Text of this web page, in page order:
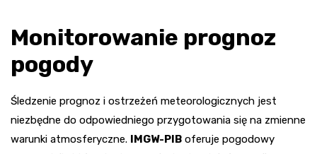
Monitorowanie prognoz
pogody
Śledzenie prognoz i ostrzeżeń meteorologicznych jest
niezbędne do odpowiedniego przygotowania się na zmienne
warunki atmosferyczne. IMGW-PIB oferuje pogodowy